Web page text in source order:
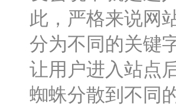
此，严格来说网
分为不同的关键
让用户进入站点
蜘蛛分散到不同